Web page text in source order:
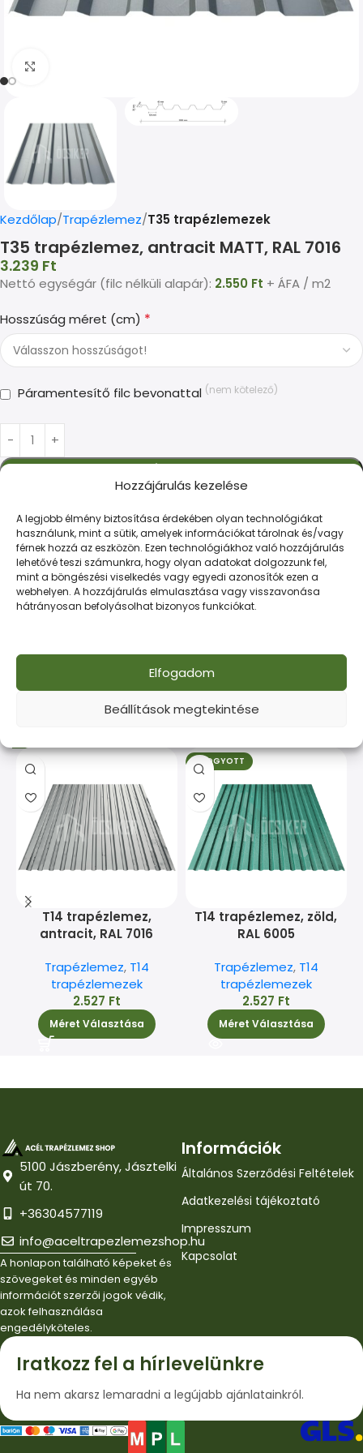
Hozzájárulás kezelése
A legjobb élmény biztosítása érdekében olyan technológiákat
használunk, mint a sütik, amelyek információkat tárolnak és/vagy
férnek hozzá az eszközön. Ezen technológiákhoz való hozzájárulás
lehetővé teszi számunkra, hogy olyan adatokat dolgozzunk fel,
mint a böngészési viselkedés vagy egyedi azonosítók ezen a
webhelyen. A hozzájárulás elmulasztása vagy visszavonása
hátrányosan befolyásolhat bizonyos funkciókat.
Elfogadom
Beállítások megtekintése
Kezdőlap Trapézlemez T35 trapézlemezek
T35 trapézlemez, antracit MATT, RAL 7016
3.239 Ft
Nettó egységár (filc nélküli alapár): 2.550 Ft + ÁFA / m2
Hosszúság méret (cm) *
Páramentesítő filc bevonattal (nem kötelező)
Kosárba Teszem
LEÍRÁSTOVÁBBI INFORMÁCIÓKFIZETÉS ÉS SZÁLLÍTÁS
Hosszú élettartamú trapézlemez, mely ellenáll az
T14 trapézlemez,
antracit, RAL 7016
Trapézlemez, T14
trapézlemezek
2.527 Ft
Méret Választása
ELFOGYOTT
T14 trapézlemez, zöld,
RAL 6005
Trapézlemez, T14
trapézlemezek
2.527 Ft
Méret Választása
5100 Jászberény, Jásztelki
út 70.
+36304577119
info@aceltrapezlemezshop.hu
A honlapon található képeket és
szövegeket és minden egyéb
információt szerzői jogok védik,
azok felhasználása
engedélyköteles.
Információk
Általános Szerződési Feltételek
Adatkezelési tájékoztató
Impresszum
Kapcsolat
Iratkozz fel a hírlevelünkre
Ha nem akarsz lemaradni a legújabb ajánlatainkról.